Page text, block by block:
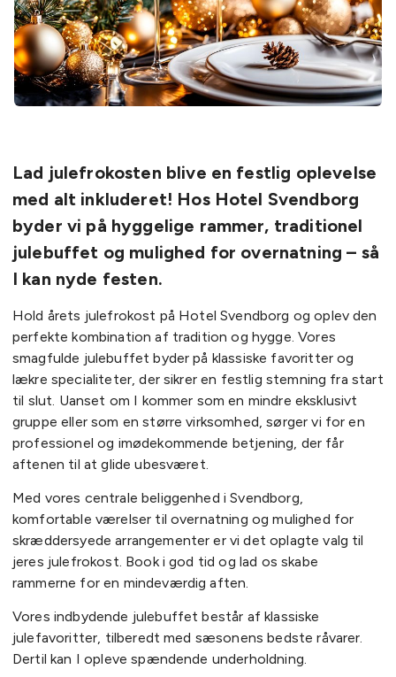
Lad julefrokosten blive en festlig oplevelse
med alt inkluderet! Hos Hotel Svendborg
byder vi på hyggelige rammer, traditionel
julebuffet og mulighed for overnatning – så
I kan nyde festen.
Hold årets julefrokost på Hotel Svendborg og oplev den
perfekte kombination af tradition og hygge. Vores
smagfulde julebuffet byder på klassiske favoritter og
lækre specialiteter, der sikrer en festlig stemning fra start
til slut. Uanset om I kommer som en mindre eksklusivt
gruppe eller som en større virksomhed, sørger vi for en
professionel og imødekommende betjening, der får
aftenen til at glide ubesværet.
Med vores centrale beliggenhed i Svendborg,
komfortable værelser til overnatning og mulighed for
skræddersyede arrangementer er vi det oplagte valg til
jeres julefrokost. Book i god tid og lad os skabe
rammerne for en mindeværdig aften.
Vores indbydende julebuffet består af klassiske
julefavoritter, tilberedt med sæsonens bedste råvarer.
Dertil kan I opleve spændende underholdning.